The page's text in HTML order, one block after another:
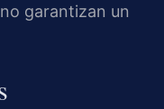
garantizan un